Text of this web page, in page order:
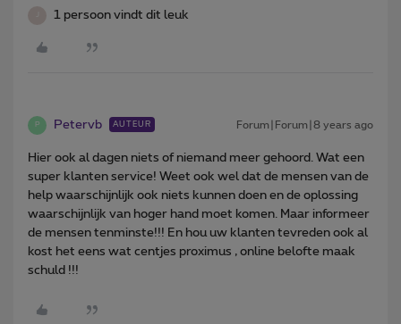
1 persoon vindt dit leuk
P Petervb AUTEUR Forum|Forum|8 years ago
Hier ook al dagen niets of niemand meer gehoord. Wat een
super klanten service! Weet ook wel dat de mensen van de
help waarschijnlijk ook niets kunnen doen en de oplossing
waarschijnlijk van hoger hand moet komen. Maar informeer
de mensen tenminste!!! En hou uw klanten tevreden ook al
kost het eens wat centjes proximus , online belofte maak
schuld !!!